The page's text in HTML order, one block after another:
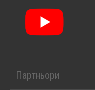
Партньори